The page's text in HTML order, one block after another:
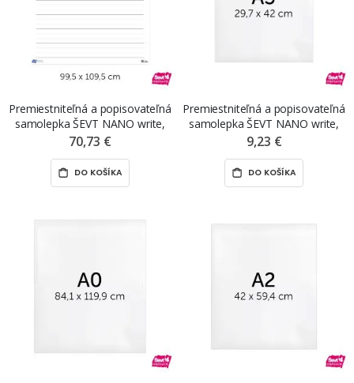
Premiestniteľná a popisovateľná
samolepka ŠEVT NANO write,
99,5 x 109,5 cm, s linajkami
70,73 €
DO KOŠÍKA
Premiestniteľná a popisovateľná
samolepka ŠEVT NANO write,
A3, bez potlače
9,23 €
DO KOŠÍKA